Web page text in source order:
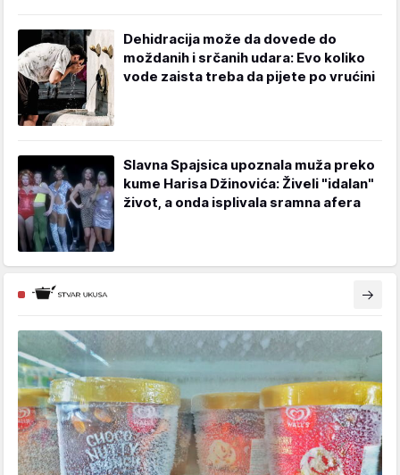
Dehidracija može da dovede do
moždanih i srčanih udara: Evo koliko
vode zaista treba da pijete po vrućini
Slavna Spajsica upoznala muža preko
kume Harisa Džinovića: Živeli "idalan"
život, a onda isplivala sramna afera